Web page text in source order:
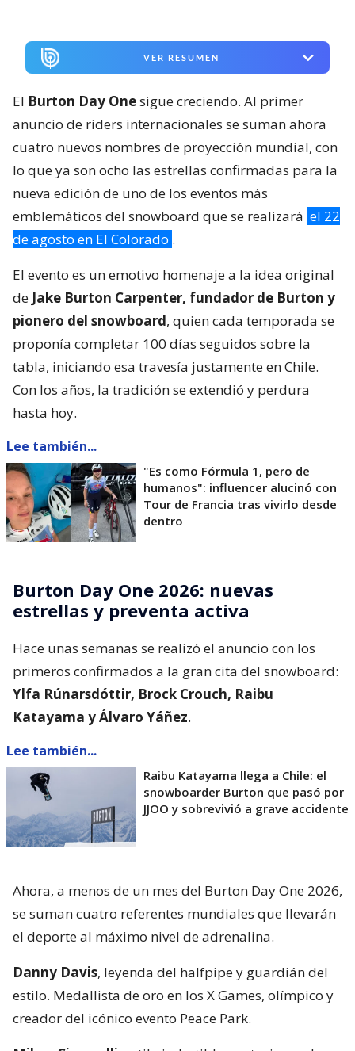
VER RESUMEN
El Burton Day Onesigue creciendo. Al primer
anuncio de riders internacionales se suman ahora
cuatro nuevos nombres de proyección mundial, con
lo que ya son ocho las estrellas confirmadas para la
nueva edición de uno de los eventos más
emblemáticos del snowboard que se realizará el 22
de agosto en El Colorado .
El evento es un emotivo homenaje a la idea original
de Jake Burton Carpenter, fundador de Burton y
pionero del snowboard, quien cada temporada se
proponía completar 100 días seguidos sobre la
tabla, iniciando esa travesía justamente en Chile.
Con los años, la tradición se extendió y perdura
hasta hoy.
Lee también...
"Es como Fórmula 1, pero de
humanos": influencer alucinó con
Tour de Francia tras vivirlo desde
dentro
Burton Day One 2026: nuevas
estrellas y preventa activa
Hace unas semanas se realizó el anuncio con los
primeros confirmados a la gran cita del snowboard:
Ylfa Rúnarsdóttir, Brock Crouch, Raibu
Katayama y Álvaro Yáñez.
Lee también...
Raibu Katayama llega a Chile: el
snowboarder Burton que pasó por
JJOO y sobrevivió a grave accidente
Ahora, a menos de un mes del Burton Day One 2026,
se suman cuatro referentes mundiales que llevarán
el deporte al máximo nivel de adrenalina.
Danny Davis, leyenda del halfpipe y guardián del
estilo. Medallista de oro en los X Games, olímpico y
creador del icónico evento Peace Park.